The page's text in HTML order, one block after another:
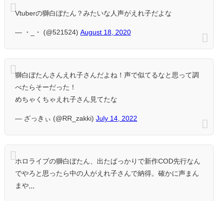
Vtuberの獅白ぼたん？みたいな人声がえれ子だよな
— ・_・ (@521524) August 18, 2020
獅白ぼたんさんえれ子さんだよね！声で似てるなと思って調
べたらそーだった！
めちゃくちゃえれ子さん見てたな
— ざっきぃ (@RR_zakki) July 14, 2022
ホロライブの獅白ぼたん、出たばっかりで新作COD先行なん
でやろと思ったら中の人がえれ子さんで納得。確かに声まん
まや,,,